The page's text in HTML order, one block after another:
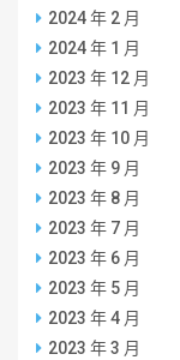
2024 年 2 月
2024 年 1 月
2023 年 12 月
2023 年 11 月
2023 年 10 月
2023 年 9 月
2023 年 8 月
2023 年 7 月
2023 年 6 月
2023 年 5 月
2023 年 4 月
2023 年 3 月